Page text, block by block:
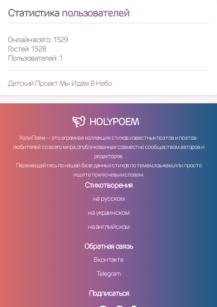
Статистика пользователей
Онлайн всего: 1529
Гостей: 1528
Пользователей: 1
Детский Проект Мы Идём В Небо
HOLYPOEM
ХолиПоем — это огромная коллекция стихов известных поэтов и поэтов-
любителей со всего мира, опубликованная совместно сообществом авторов и
редакторов.
Перемещайтесь по нашей базе данных стихов по темам, языкам, или просто
ищите по ключевым словам.
Стихотворения
на русском
на украинском
на английском
Обратная связь
Вконтакте
Telegram
Подписаться